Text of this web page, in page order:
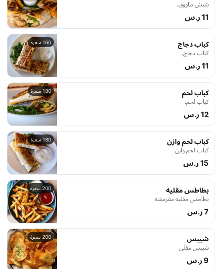
شيش طاووق.
11 ر.س
160 سعرة كباب دجاج
كباب دجاج.
11 ر.س
180 سعرة كباب لحم
كباب لحم.
12 ر.س
180 سعرة كباب لحم وازن
كباب لحم وازن.
15 ر.س
200 سعرة بطاطس مقليه
بطاطس مقليه مقرمشه
7 ر.س
200 سعرة شيبس
شيبس مقلي
9 ر.س